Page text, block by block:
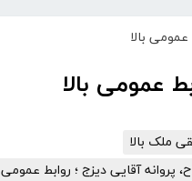
بالا
عمومی بالا
ملک بالا
پروانه آقایی دیزج ؛ روابط عمومی